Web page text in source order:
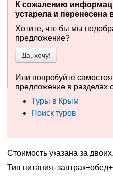
Праздничные туры
Страны и направления
Поиск тура
Туры по России
Автобусные туры
Круизы
Туры на пароме
Авиабилеты
К сожалению
устарела и перенесена
Хотите, что бы мы
предложение?
Да, хочу!
Или попробуйте
предложение в разделах
Туры в Крым
Поиск туров
Стоимость указана за двоих.
Тип питания-